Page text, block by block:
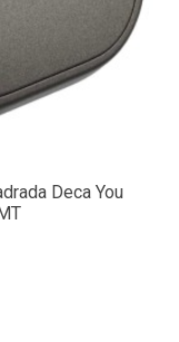
Deca You